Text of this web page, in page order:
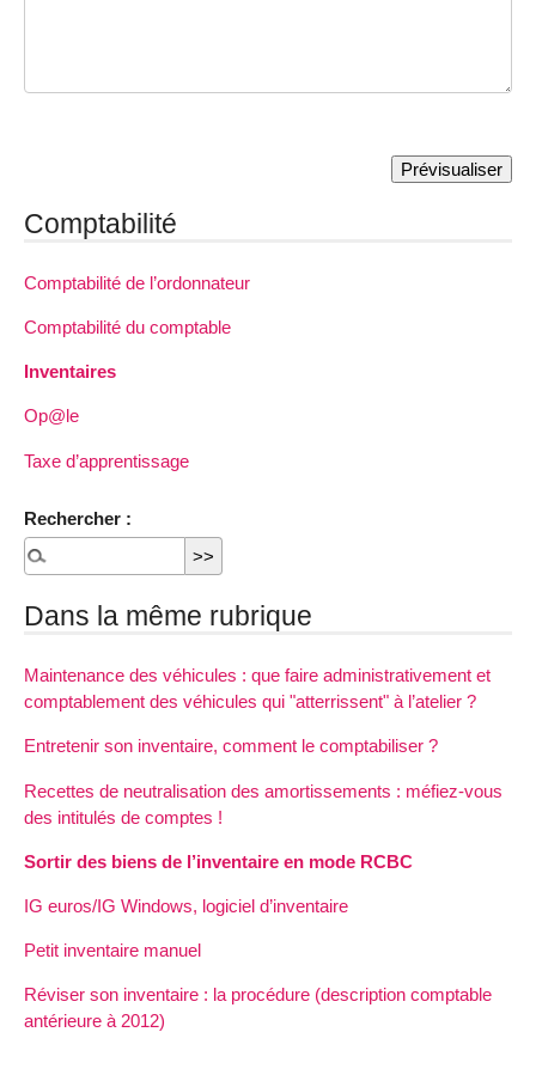
Comptabilité
Comptabilité de l’ordonnateur
Comptabilité du comptable
Inventaires
Op@le
Taxe d’apprentissage
Rechercher :
Dans la même rubrique
Maintenance des véhicules : que faire administrativement et
comptablement des véhicules qui "atterrissent" à l’atelier ?
Entretenir son inventaire, comment le comptabiliser ?
Recettes de neutralisation des amortissements : méfiez-vous
des intitulés de comptes !
Sortir des biens de l’inventaire en mode RCBC
IG euros/IG Windows, logiciel d’inventaire
Petit inventaire manuel
Réviser son inventaire : la procédure (description comptable
antérieure à 2012)